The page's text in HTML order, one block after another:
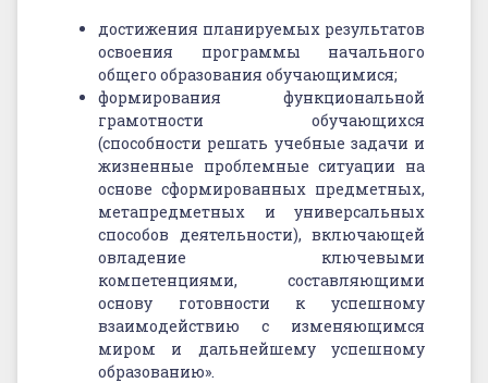
достижения планируемых результатов
освоения программы начального
общего образования обучающимися;
формирования функциональной
грамотности обучающихся
(способности решать учебные задачи и
жизненные проблемные ситуации на
основе сформированных предметных,
метапредметных и универсальных
способов деятельности), включающей
овладение ключевыми
компетенциями, составляющими
основу готовности к успешному
взаимодействию с изменяющимся
миром и дальнейшему успешному
образованию».